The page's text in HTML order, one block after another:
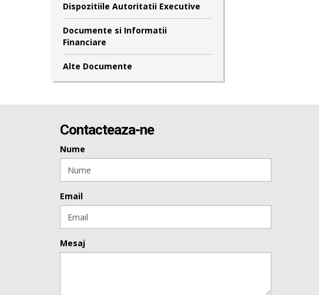
Dispozitiile Autoritatii Executive
Documente si Informatii
Financiare
Alte Documente
Contacteaza-ne
Nume
Email
Mesaj